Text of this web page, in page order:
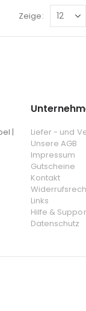
Zeige
|
Liefer - und
Unsere AGB
Impressum
Gutscheine
Kontakt
Links
Hilfe &
Datenschutz